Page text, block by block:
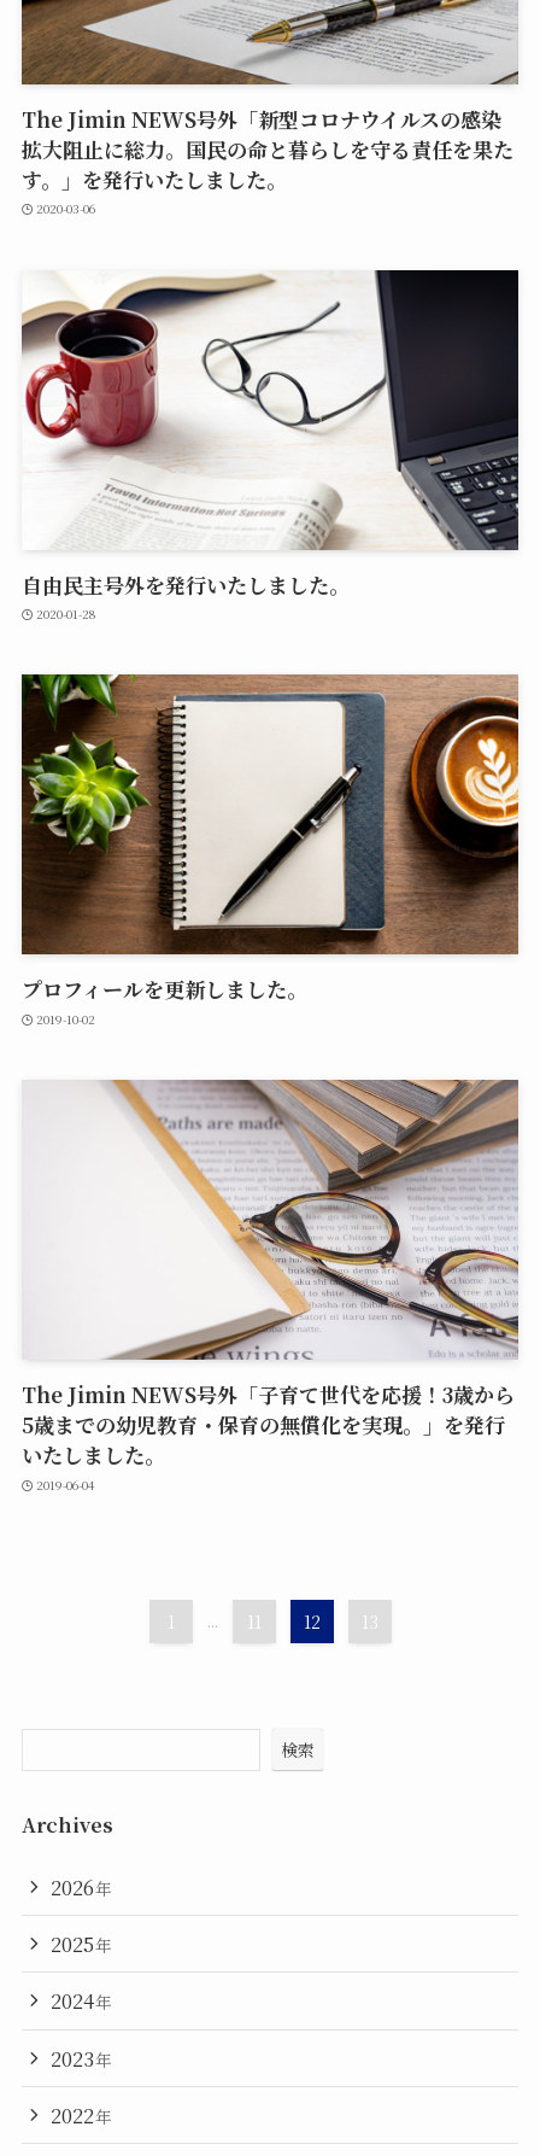
The Jimin NEWS号外「新型コロナウイルスの感染
拡大阻止に総力。国民の命と暮らしを守る責任を果た
す。」を発行いたしました。
2020-03-06
自由民主号外を発行いたしました。
2020-01-28
プロフィールを更新しました。
2019-10-02
The Jimin NEWS号外「子育て世代を応援！3歳から
5歳までの幼児教育・保育の無償化を実現。」を発行
いたしました。
2019-06-04
1 ... 11 12 13
検索
Archives
2026年
2025年
2024年
2023年
2022年